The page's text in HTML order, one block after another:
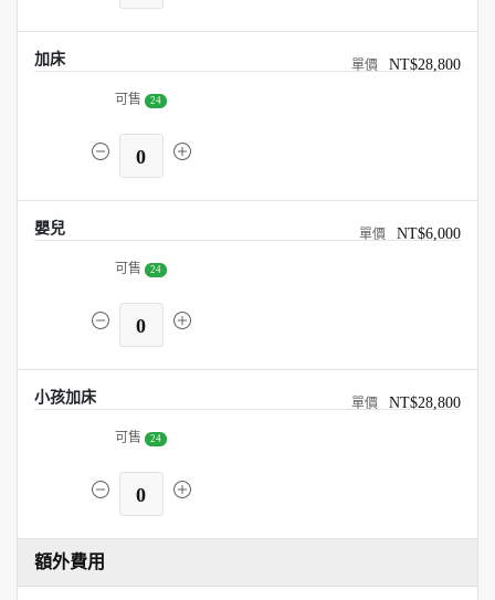
加床 NT$28,800
可售 24
0
嬰兒 NT$6,000
可售 24
0
小孩加床 NT$28,800
可售 24
0
額外費用